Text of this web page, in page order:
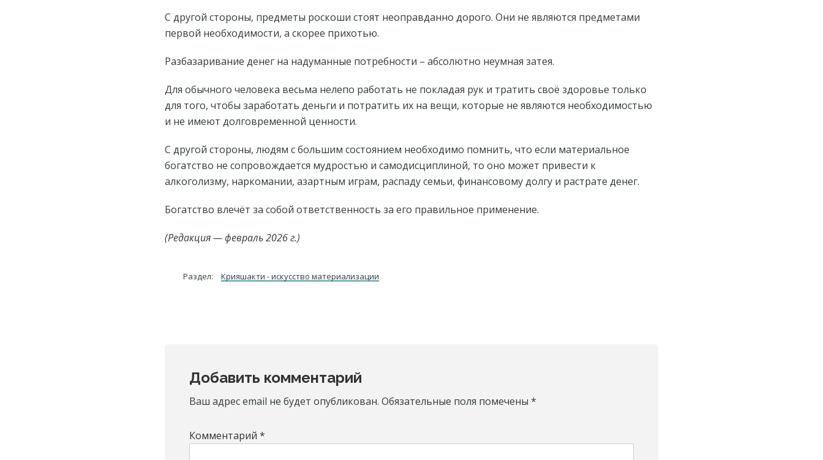
С другой стороны, предметы роскоши стоят неоправданно дорого. Они не являются предметами
первой необходимости, а скорее прихотью.
Разбазаривание денег на надуманные потребности – абсолютно неумная затея.
Для обычного человека весьма нелепо работать не покладая рук и тратить своё здоровье только
для того, чтобы заработать деньги и потратить их на вещи, которые не являются необходимостью
и не имеют долговременной ценности.
С другой стороны, людям с большим состоянием необходимо помнить, что если материальное
богатство не сопровождается мудростью и самодисциплиной, то оно может привести к
алкоголизму, наркомании, азартным играм, распаду семьи, финансовому долгу и растрате денег.
Богатство влечёт за собой ответственность за его правильное применение.
(Редакция — февраль 2026 г.)
Раздел: Крияшакти - искусство материализации
Interactions
Добавить комментарий
Ваш адрес email не будет опубликован. Обязательные поля помечены *
Комментарий *